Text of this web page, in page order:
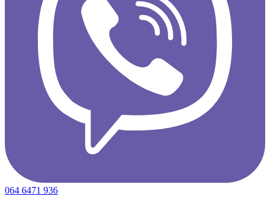
064 6471 936